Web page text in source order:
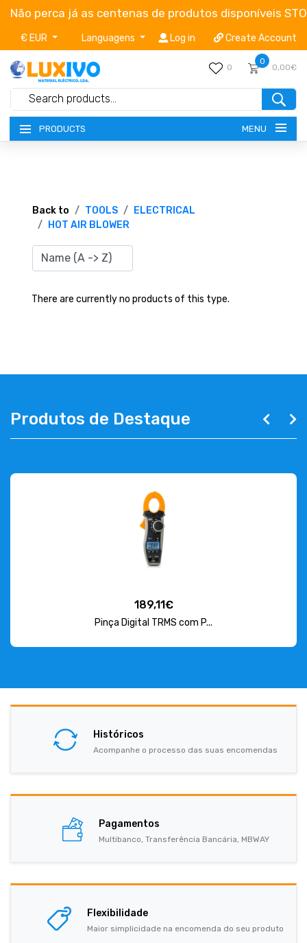
Não perca já as centenas de produtos disponíveis
€ EUR Languagens Log in Create Account
0
0
0,00€
PRODUCTS MENU
TERMS OF SERVICE
Back to TOOLS
ELECTRICAL
HOT AIR BLOWER
There are currently no products of this type.
Produtos de Destaque
189,11€
Pinça Digital TRMS com P...
Históricos
Acompanhe o processo das suas encomendas
Pagamentos
Multibanco, Transferência Bancária, MBWAY
Flexibilidade
Maior simplicidade na encomenda do seu produto